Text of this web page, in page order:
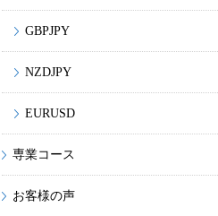
GBPJPY
NZDJPY
EURUSD
専業コース
お客様の声